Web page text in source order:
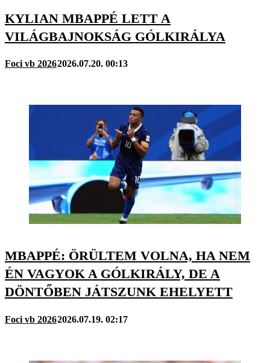
KYLIAN MBAPPÉ LETT A
VILÁGBAJNOKSÁG GÓLKIRÁLYA
Foci vb 20262026.07.20. 00:13
MBAPPÉ: ÖRÜLTEM VOLNA, HA NEM
ÉN VAGYOK A GÓLKIRÁLY, DE A
DÖNTŐBEN JÁTSZUNK EHELYETT
Foci vb 20262026.07.19. 02:17